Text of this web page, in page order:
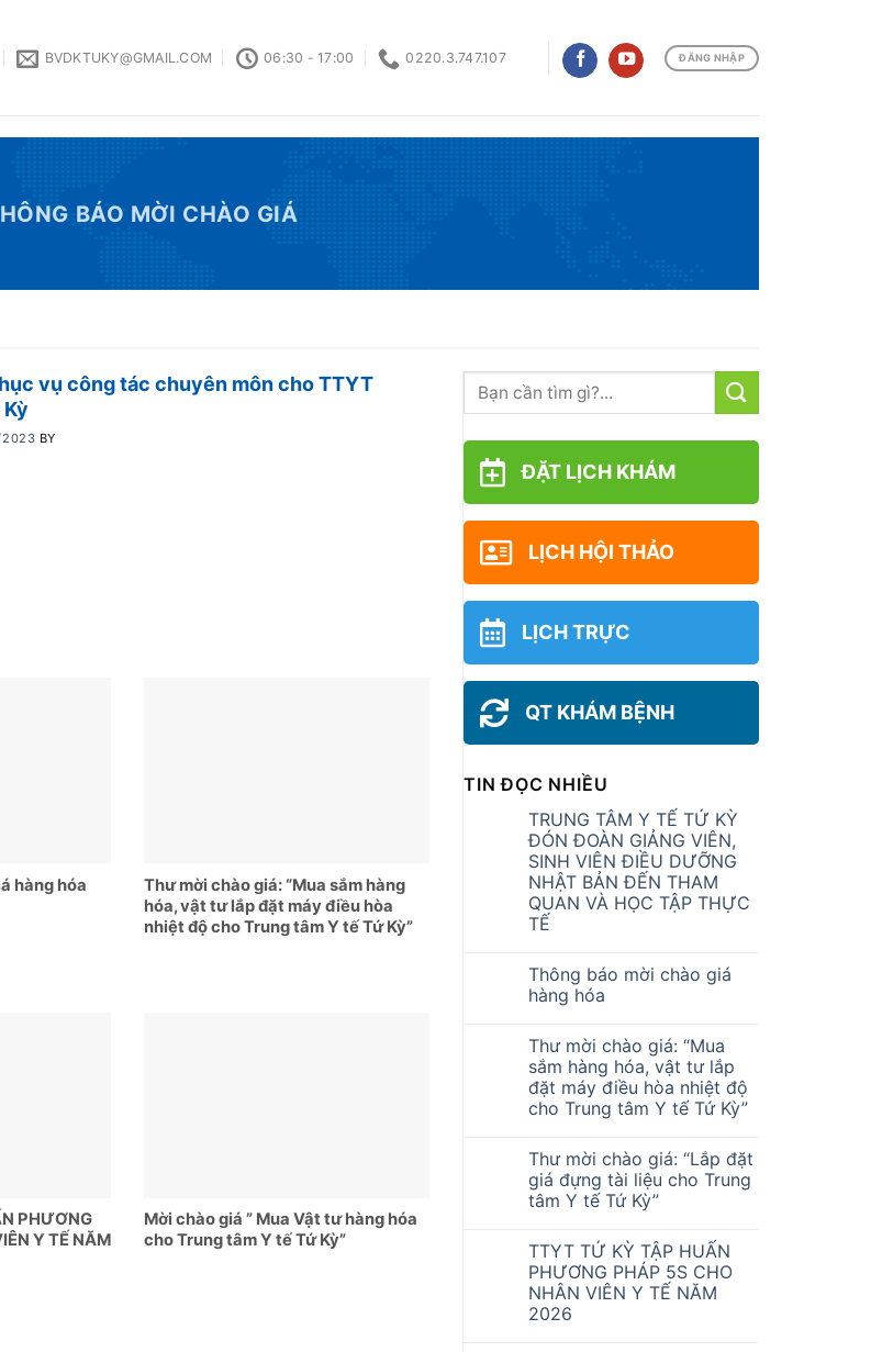
BVDKTUKY@GMAIL.COM 06:30 - 17:00 0220.3.747.107 ĐĂNG NHẬP
BÁO MỜI CHÀO GIÁ
vụ công tác chuyên môn cho TTYT
BY
hàng hóa
Thư mời chào giá: “Mua sắm hàng
hóa, vật tư lắp đặt máy điều hòa
nhiệt độ cho Trung tâm Y tế Tứ Kỳ”
PHƯƠNG
Y TẾ NĂM
Mời chào giá ” Mua Vật tư hàng hóa
cho Trung tâm Y tế Tứ Kỳ”
ĐẶT LỊCH KHÁM
LỊCH HỘI THẢO
LỊCH TRỰC
QT KHÁM BỆNH
TIN ĐỌC NHIỀU
TRUNG TÂM Y TẾ TỨ KỲ
ĐÓN ĐOÀN GIẢNG VIÊN,
SINH VIÊN ĐIỀU DƯỠNG
NHẬT BẢN ĐẾN THAM
QUAN VÀ HỌC TẬP THỰC
TẾ
Thông báo mời chào giá
hàng hóa
Thư mời chào giá: “Mua
sắm hàng hóa, vật tư lắp
đặt máy điều hòa nhiệt độ
cho Trung tâm Y tế Tứ Kỳ”
Thư mời chào giá: “Lắp đặt
giá đựng tài liệu cho Trung
tâm Y tế Tứ Kỳ”
TTYT TỨ KỲ TẬP HUẤN
PHƯƠNG PHÁP 5S CHO
NHÂN VIÊN Y TẾ NĂM
2026